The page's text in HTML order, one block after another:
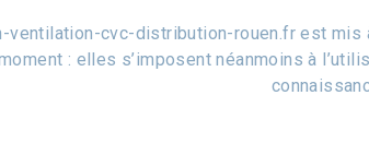
cvc-distribution-rouen.fr est mis
: elles s’imposent néanmoins à